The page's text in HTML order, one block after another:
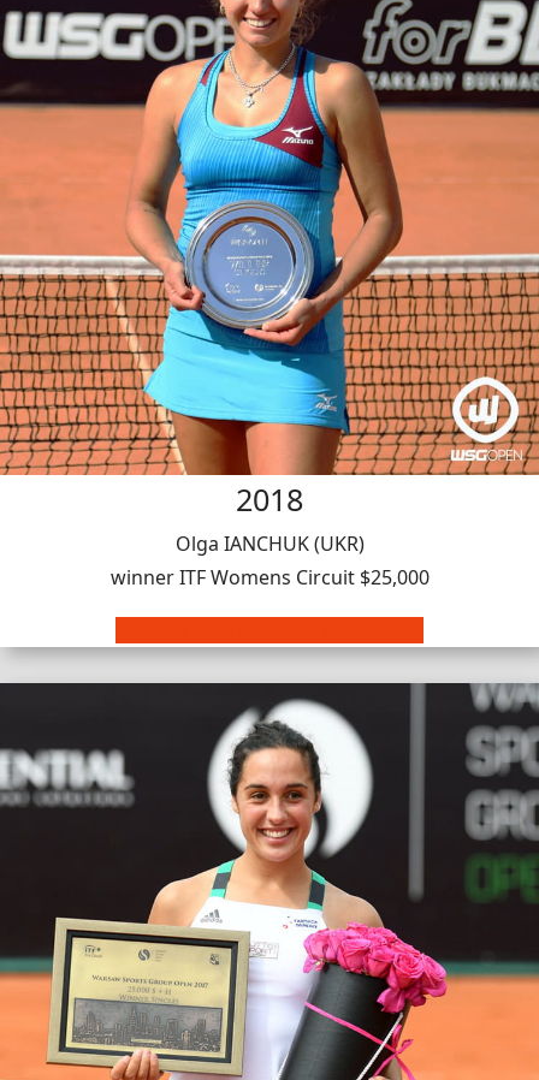
2018
Olga IANCHUK (UKR)
winner ITF Womens Circuit $25,000